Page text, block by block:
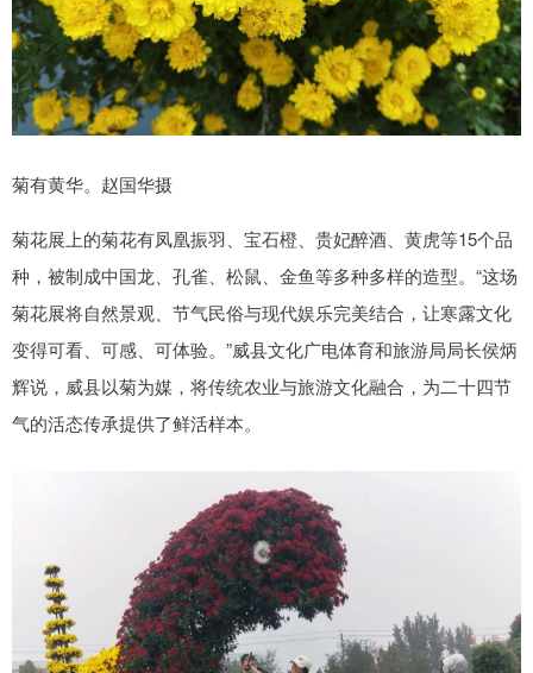
菊有黄华。赵国华摄
菊花展上的菊花有凤凰振羽、宝石橙、贵妃醉酒、黄虎等15个品
种，被制成中国龙、孔雀、松鼠、金鱼等多种多样的造型。“这场
菊花展将自然景观、节气民俗与现代娱乐完美结合，让寒露文化
变得可看、可感、可体验。”威县文化广电体育和旅游局局长侯炳
辉说，威县以菊为媒，将传统农业与旅游文化融合，为二十四节
气的活态传承提供了鲜活样本。